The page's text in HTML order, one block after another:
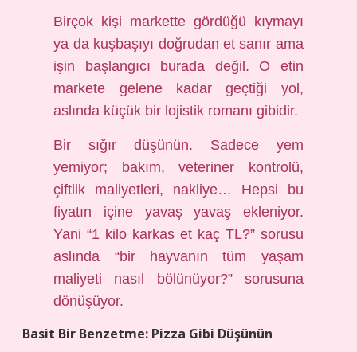
Birçok kişi markette gördüğü kıymayı
ya da kuşbaşıyı doğrudan et sanır ama
işin başlangıcı burada değil. O etin
markete gelene kadar geçtiği yol,
aslında küçük bir lojistik romanı gibidir.
Bir sığır düşünün. Sadece yem
yemiyor; bakım, veteriner kontrolü,
çiftlik maliyetleri, nakliye… Hepsi bu
fiyatın içine yavaş yavaş ekleniyor.
Yani “1 kilo karkas et kaç TL?” sorusu
aslında “bir hayvanın tüm yaşam
maliyeti nasıl bölünüyor?” sorusuna
dönüşüyor.
Basit Bir Benzetme: Pizza Gibi Düşünün